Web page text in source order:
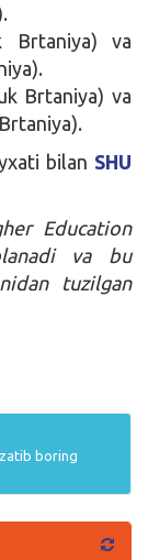
Brtaniya) va
Brtaniya) va
bilan SHU
Education
va bu
tuzilgan
boring